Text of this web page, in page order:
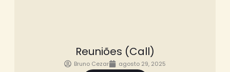
Reuniões (Call)
Bruno Cezar agosto 29, 2025